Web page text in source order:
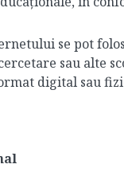
se pot
sau alte
digital sau